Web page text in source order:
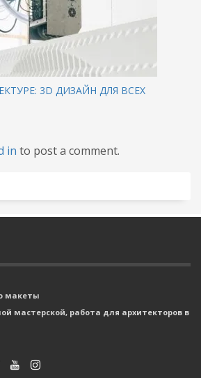
3D ДИЗАЙН ДЛЯ ВСЕХ
in to post a comment.
макеты
мастерской, работа для архитекторов в